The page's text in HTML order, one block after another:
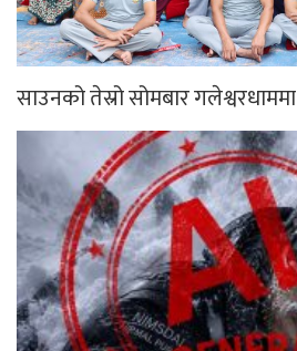
साउनको तेस्रो सोमबार गलेश्वरधाममा